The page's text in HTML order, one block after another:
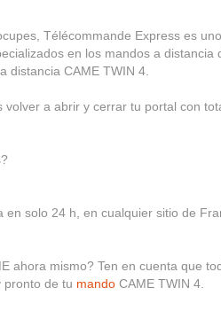
Télécommande Express es
en los mandos a distancia
distancia CAME TWIN 4.
a abrir y cerrar tu portal con
solo 24 h, en cualquier sitio de
ahora mismo? Ten en cuenta que
pronto de tu mando CAME TWIN 4.